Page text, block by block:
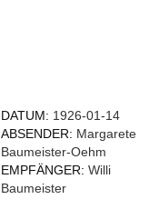
DATUM: 1926-01-14
ABSENDER: Margarete
Baumeister-Oehm
EMPFÄNGER:Willi
Baumeister